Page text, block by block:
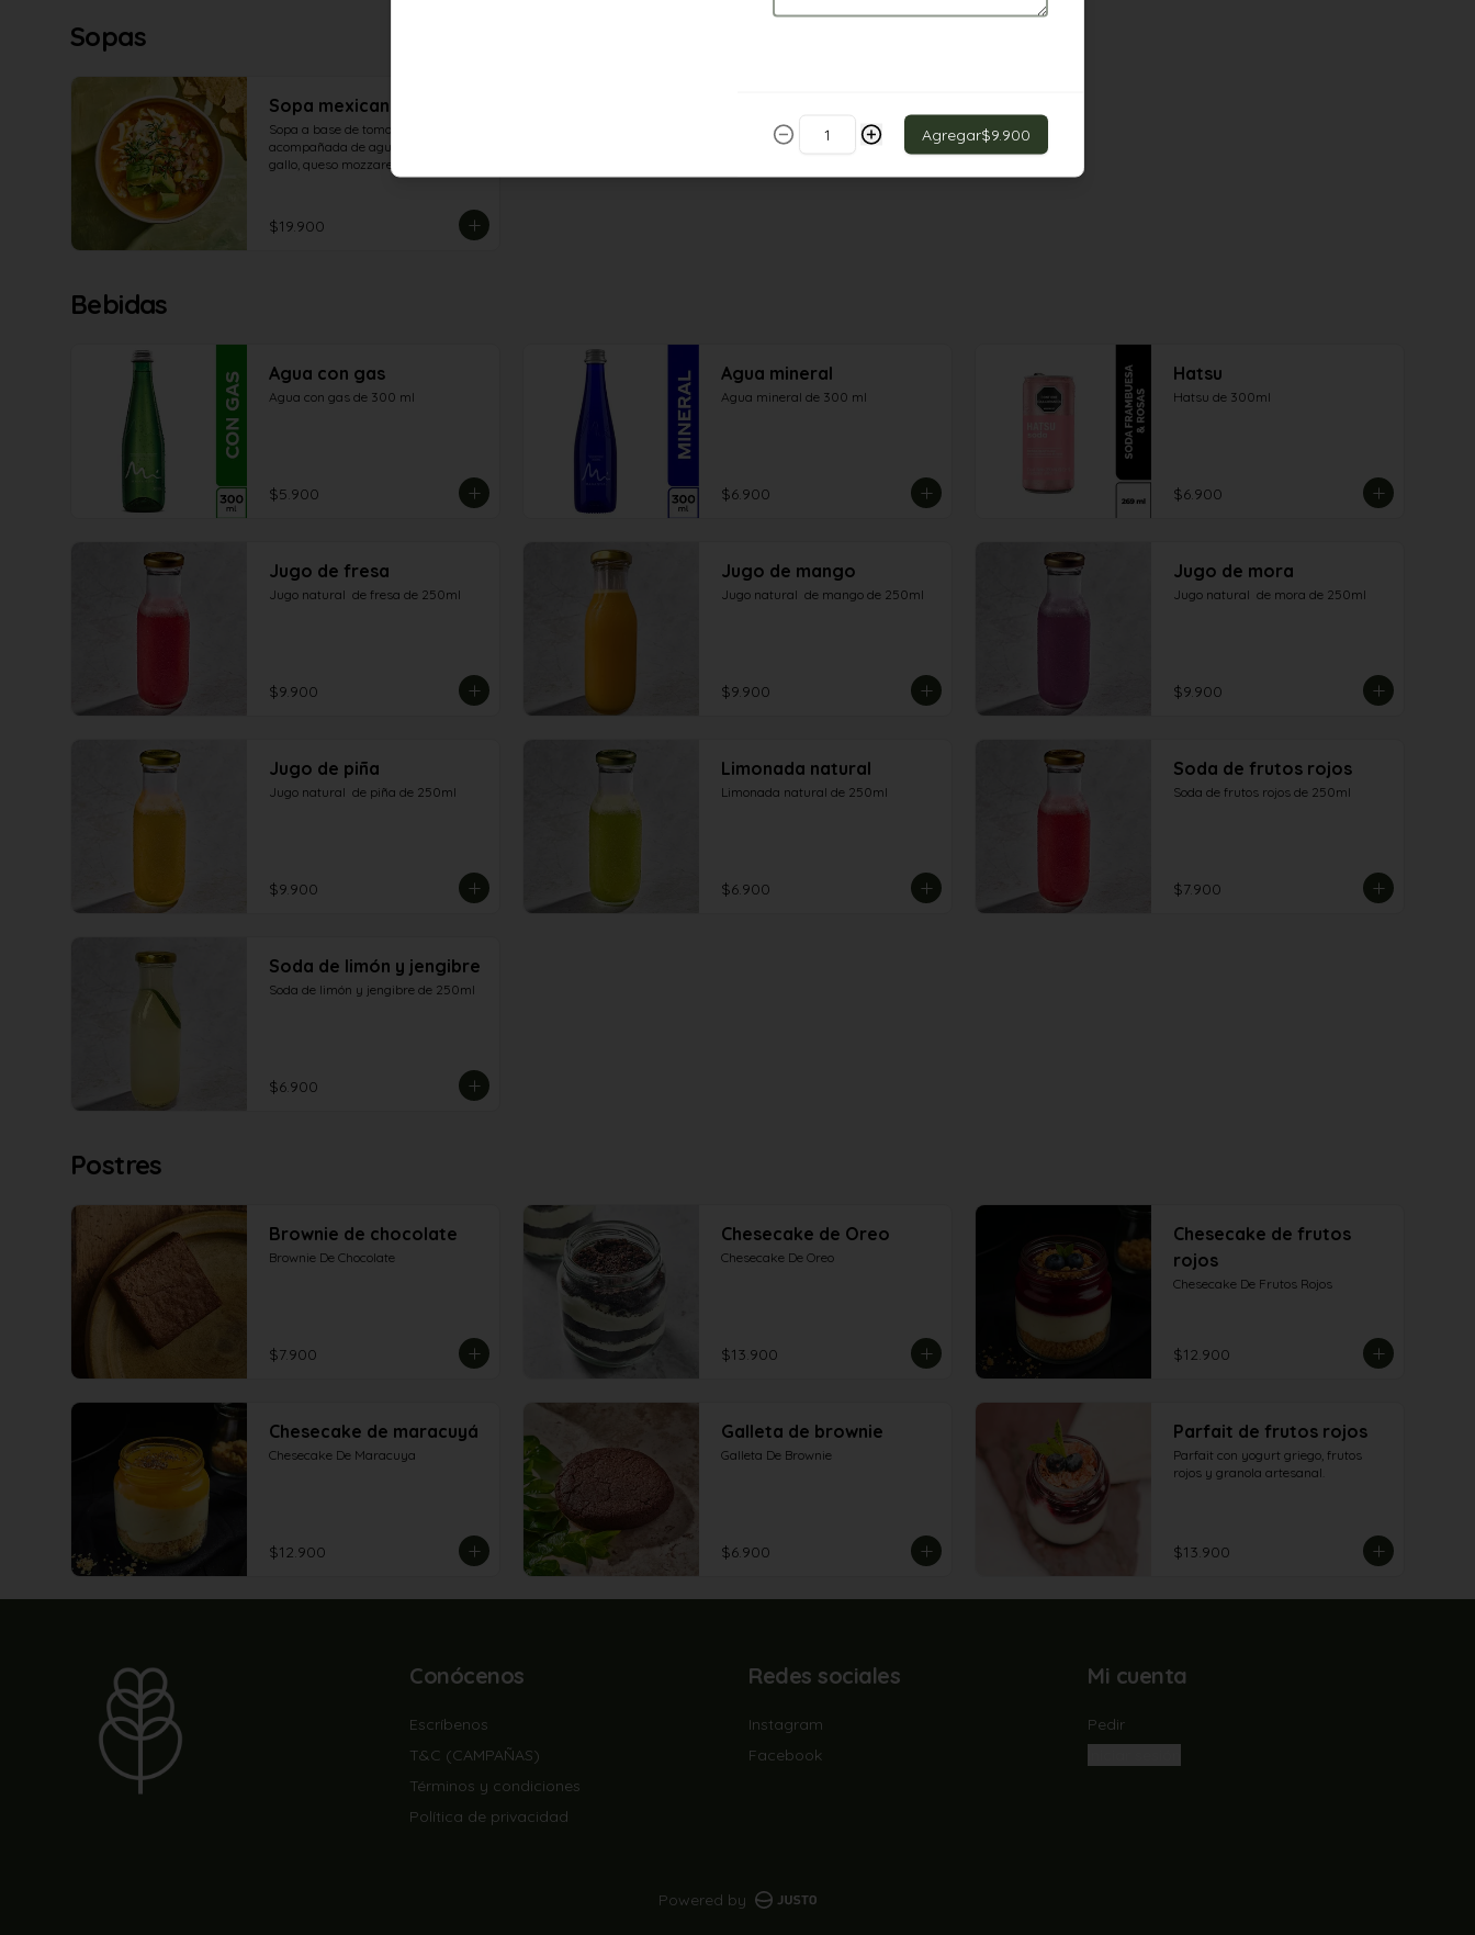
Sopas
Sopa mexicana
Sopa a base de tomates asados,
acompañada de aguacate, pico de
gallo, queso mozzarella y tortillas de
$19.900
Bebidas
Agua con gas
Agua con gas de 300 ml
$5.900
Agua mineral
Agua mineral de 300 ml
$6.900
Hatsu
Hatsu de 300ml
$6.900
Jugo de fresa
Jugo natural  de fresa de 250ml
$9.900
Jugo de mango
Jugo natural  de mango de 250ml
$9.900
Jugo de mora
Jugo natural  de mora de 250ml
$9.900
Jugo de piña
Jugo natural  de piña de 250ml
$9.900
Limonada natural
Limonada natural de 250ml
$6.900
Soda de frutos rojos
Soda de frutos rojos de 250ml
$7.900
Soda de limón y jengibre
Soda de limón y jengibre de 250ml
$6.900
Postres
Brownie de chocolate
Brownie De Chocolate
$7.900
Chesecake de Oreo
Chesecake De Oreo
$13.900
Chesecake de frutos
rojos
Chesecake De Frutos Rojos
$12.900
Chesecake de maracuyá
Chesecake De Maracuya
$12.900
Galleta de brownie
Galleta De Brownie
$6.900
Parfait de frutos rojos
Parfait con yogurt griego, frutos
rojos y granola artesanal.
$13.900
Conócenos
Escríbenos
T&C (CAMPAÑAS)
Términos y condiciones
Política de privacidad
Redes sociales
Instagram
Facebook
Mi cuenta
Pedir
Powered by
Agregar$9.900